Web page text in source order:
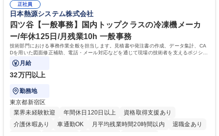
（年調等の年次業務など） 募集職種 【フルリモート/フルフレックス】給
与/社保の業務設計・標準化担当ポジション
る設計にとどまらず、ご自身が現場のエキスパートとしてオペレーション
を実行する機会もあり、実務と改善の両面でスキルを発揮できる環境で
す。 学歴・資格 学歴：大学院 大学 高専 短大 専修学校 高校 語学力： 資
格：
正社員
日本熱源システム株式会社
四ツ谷【一般事務】国内トップクラスの冷凍機メーカ
ー/年休125日/月残業10h 一般事務
技術部門における事務作業全般を担当します。見積書や発注書の作成、データ集計、CA
Dを用いた図面修正補助、電話・メール対応などを通じて現場の技術者を支えるポジショ
ンです。
月給
32万円以上
勤務地
東京都新宿区
業界未経験歓迎
年間休日120日以上
資格取得支援あり
介護休暇あり
車通勤OK 月平均残業時間20時間以内
退職金あり